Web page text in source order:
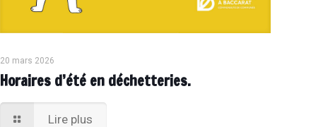
20 mars 2026
Horaires d’été en déchetteries.
Lire plus